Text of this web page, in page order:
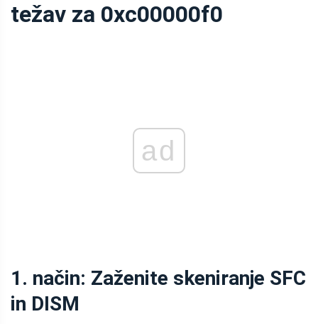
težav za 0xc00000f0
ad
1. način: Zaženite skeniranje SFC
in DISM